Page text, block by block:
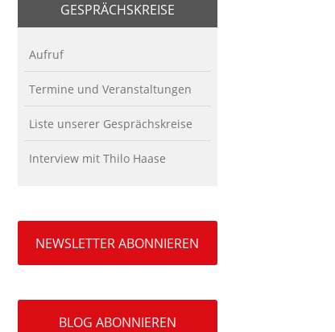
GESPRÄCHSKREISE
Aufruf
Termine und Veranstaltungen
Liste unserer Gesprächskreise
Interview mit Thilo Haase
NEWSLETTER ABONNIEREN
BLOG ABONNIEREN